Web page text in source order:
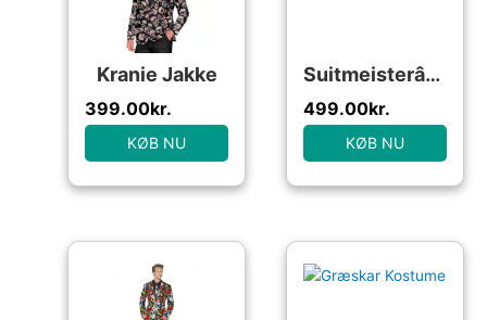
Kranie Jakke
399.00kr.
KØB NU
Suitmeisterâ¢ Skulls
499.00kr.
KØB NU